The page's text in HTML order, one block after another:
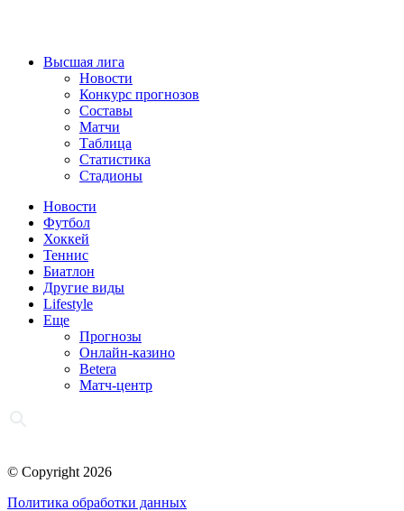
Высшая лига
Новости
Конкурс прогнозов
Составы
Матчи
Таблица
Статистика
Стадионы
Новости
Футбол
Хоккей
Теннис
Биатлон
Другие виды
Lifestyle
Еще
Прогнозы
Онлайн-казино
Betera
Матч-центр
© Copyright 2026
Политика обработки данных